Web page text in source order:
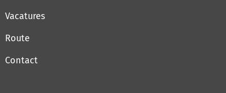
Vacatures
Route
Contact